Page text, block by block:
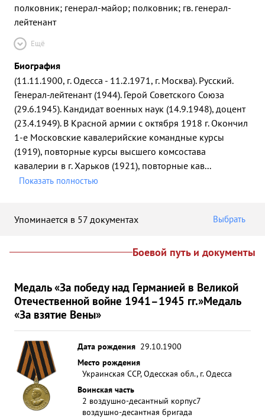
полковник; генерал-майор; полковник; гв. генерал-
лейтенант
Ещё
Биография
(11.11.1900, г. Одесса - 11.2.1971, г. Москва). Русский.
Генерал-лейтенант (1944). Герой Советского Союза
(29.6.1945). Кандидат военных наук (14.9.1948), доцент
(23.4.1949). В Красной армии с октября 1918 г. Окончил
1-е Московские кавалерийские командные курсы
(1919), повторные курсы высшего комсостава
кавалерии в г. Харьков (1921), повторные кав...
Показать полностью
Упоминается в 57 документах Выбрать
Боевой путь и документы
Медаль «За победу над Германией в Великой
Отечественной войне 1941–1945 гг.»Медаль
«За взятие Вены»
Дата рождения 29.10.1900
Место рождения
Украинская ССР, Одесская обл., г. Одесса
Воинская часть
2 воздушно-десантный корпус7
воздушно-десантная бригада